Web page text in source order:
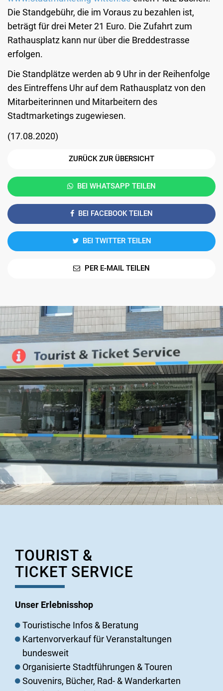
Die Standgebühr, die im Voraus zu bezahlen ist,
beträgt für drei Meter 21 Euro. Die Zufahrt zum
Rathausplatz kann nur über die Breddestrasse
erfolgen.
Die Standplätze werden ab 9 Uhr in der Reihenfolge
des Eintreffens Uhr auf dem Rathausplatz von den
Mitarbeiterinnen und Mitarbeitern des
Stadtmarketings zugewiesen.
(17.08.2020)
ZURÜCK ZUR ÜBERSICHT
BEI WHATSAPP TEILEN
BEI FACEBOOK TEILEN
BEI TWITTER TEILEN
PER E-MAIL TEILEN
TOURIST &
TICKET SERVICE
Unser Erlebnisshop
Touristische Infos & Beratung
Kartenvorverkauf für Veranstaltungen
bundesweit
Organisierte Stadtführungen & Touren
Souvenirs, Bücher, Rad- & Wanderkarten